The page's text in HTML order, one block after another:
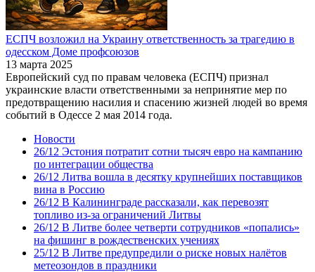
ЕСПЧ возложил на Украину ответственность за трагедию в
одесском Доме профсоюзов
13 марта 2025
Европейский суд по правам человека (ЕСПЧ) признал
украинские власти ответственными за непринятие мер по
предотвращению насилия и спасению жизней людей во время
событий в Одессе 2 мая 2014 года.
Новости
26/12 Эстония потратит сотни тысяч евро на кампанию
по интеграции общества
26/12 Литва вошла в десятку крупнейших поставщиков
вина в Россию
26/12 В Калининграде рассказали, как перевозят
топливо из-за ограничений Литвы
26/12 В Литве более четверти сотрудников «попались»
на фишинг в рождественских учениях
25/12 В Литве предупредили о риске новых налётов
метеозондов в праздники